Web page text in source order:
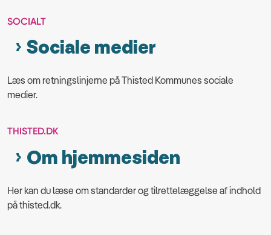
SOCIALT
Sociale medier
Læs om retningslinjerne på Thisted Kommunes sociale
medier.
THISTED.DK
Om hjemmesiden
Her kan du læse om standarder og tilrettelæggelse af indhold
på thisted.dk.